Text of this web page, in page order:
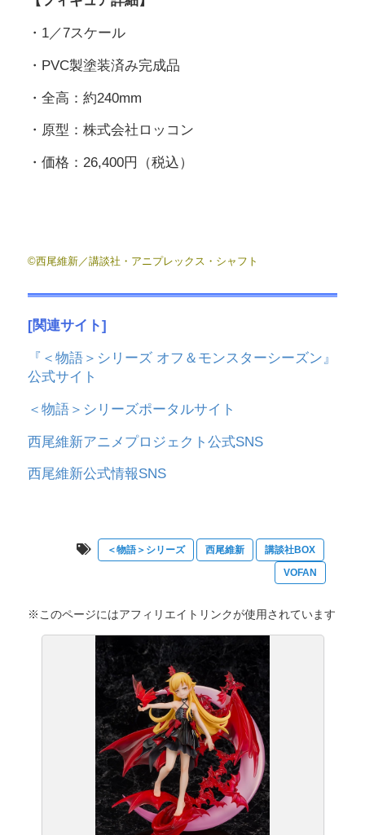
・1／7スケール
・PVC製塗装済み完成品
・全高：約240mm
・原型：株式会社ロッコン
・価格：26,400円（税込）
©西尾維新／講談社・アニプレックス・シャフト
[関連サイト]
『＜物語＞シリーズ オフ＆モンスターシーズン』
公式サイト
＜物語＞シリーズポータルサイト
西尾維新アニメプロジェクト公式SNS
西尾維新公式情報SNS
＜物語＞シリーズ 西尾維新
講談社BOX
VOFAN
※このページにはアフィリエイトリンクが使用されています